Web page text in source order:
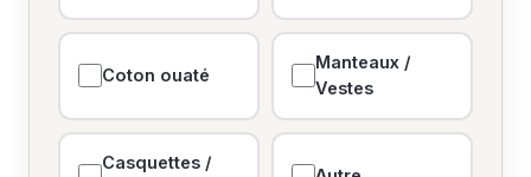
Coton ouaté
Manteaux /
Vestes
Casquettes /